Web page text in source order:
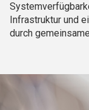
Infrastruktur und
durch